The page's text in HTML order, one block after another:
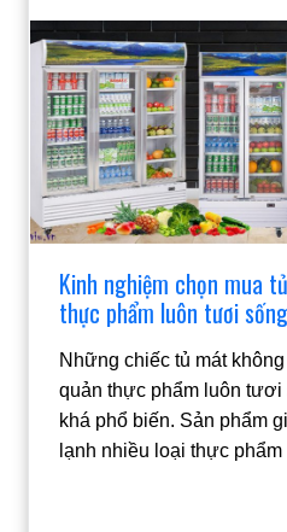
Kinh nghiệm chọn mua
thực phẩm luôn tươi sống
Những chiếc tủ mát
quản thực phẩm luôn
khá phổ biến. Sản phẩm
lạnh nhiều loại thực